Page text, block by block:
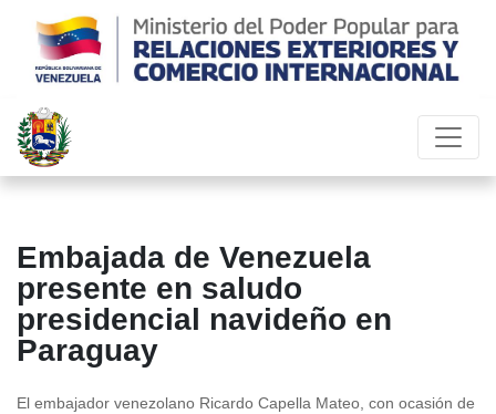
Embajada de Venezuela
presente en saludo
presidencial navideño en
Paraguay
El embajador venezolano Ricardo Capella Mateo, con ocasión de